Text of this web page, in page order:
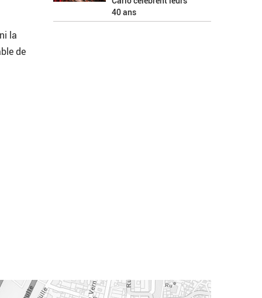
la
de
40 ans